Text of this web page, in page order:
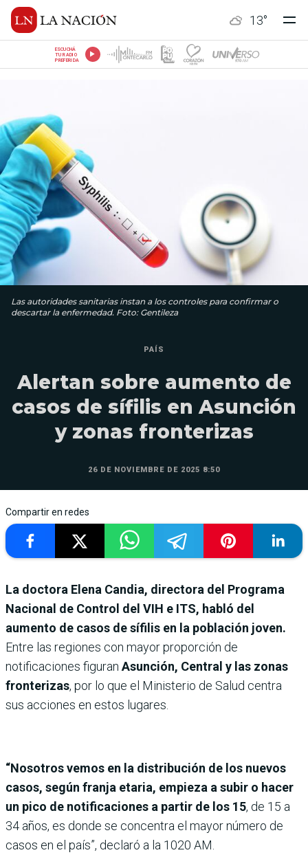
13°
ESCUCHÁ
TU RADIO
PREFERIDA
Las autoridades sanitarias instan a los controles para confirmar o
descartar la enfermedad. Foto: Gentileza
PAÍS
Alertan sobre aumento de
casos de sífilis en Asunción
y zonas fronterizas
26 DE NOVIEMBRE DE 2025 8:50
Compartir en redes
La doctora Elena Candia, directora del Programa
Nacional de Control del VIH e ITS, habló del
aumento de casos de sífilis en la población joven.
Entre las regiones con mayor proporción de
notificaciones figuran Asunción, Central y las zonas
fronterizas, por lo que el Ministerio de Salud centra
sus acciones en estos lugares.
“Nosotros vemos en la distribución de los nuevos
casos, según franja etaria, empieza a subir o hacer
un pico de notificaciones a partir de los 15, de 15 a
34 años, es donde se concentra el mayor número de
casos en el país”, declaró a la 1020 AM.